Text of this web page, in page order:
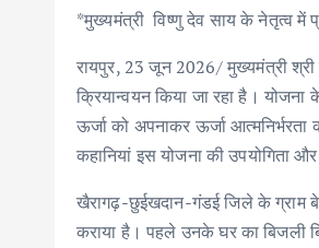
b
o
o
k
te
r
l s
A
p
p
e
n
*मुख्यमंत्री विष्णु देव साय के नेतृत्व में
रायपुर, 23 जून 2026/ मुख्यमंत्री श्री
क्रियान्वयन किया जा रहा है।
ऊर्जा को अपनाकर ऊर्जा
कहानियां इस योजना की उपयोगिता और
खैरागढ़-छुईखदान-गंडई जिले के ग्राम
कराया है। पहले उनके घर का बिजली